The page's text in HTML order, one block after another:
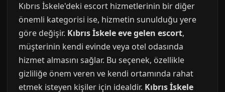
Kıbrıs İskele'deki escort hizmetlerinin bir diğer
önemli kategorisi ise, hizmetin sunulduğu yere
göre değişir. Kıbrıs İskele eve gelen escort,
müşterinin kendi evinde veya otel odasında
hizmet almasını sağlar. Bu seçenek, özellikle
gizliliğe önem veren ve kendi ortamında rahat
etmek isteyen kişiler için idealdir. Kıbrıs İskele